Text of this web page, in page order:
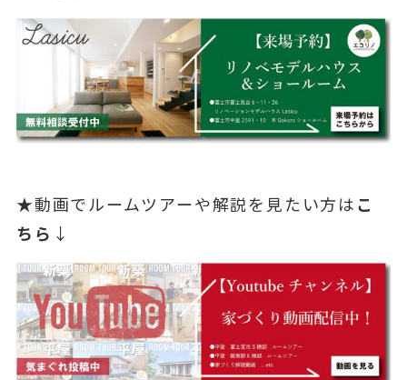
★動画でルームツアーや解説を見たい方はこ
ちら ↓